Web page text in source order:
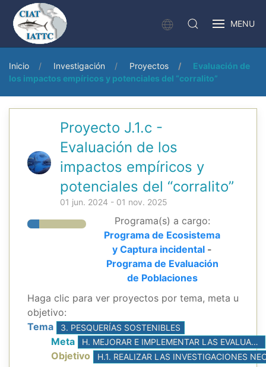
MENU
Inicio Investigación Proyectos
Evaluación de
los impactos empíricos y potenciales del “corralito”
Proyecto J.1.c -
Evaluación de los
impactos empíricos y
potenciales del “corralito”
01 jun. 2024 - 01 nov. 2025
Programa(s) a cargo:
Programa de Ecosistema
y Captura incidental -
Programa de Evaluación
de Poblaciones
Haga clic para ver proyectos por tema, meta u
objetivo:
Tema
3. PESQUERÍAS SOSTENIBLES
Meta H. MEJORAR E IMPLEMENTAR LAS EVALUACIONES DE POBLACIONES, CON BASE EN LA MEJOR CIENCIA DISPONIBLE
Objetivo